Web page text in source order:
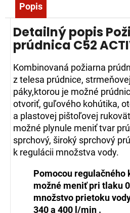
Popis
Detailný popis
prúdnica C52
Kombinovaná požiarna
z telesa prúdnice,
páky,ktorou je možné
otvoriť, guľového kohútika,
a plastovej pištoľovej
možné plynule meniť tvar
sprchový, široký sprchový
k regulácii množstva vody.
Pomocou regulačného
možné meniť pri tlaku
množstvo prietoku
340 a 400 l/min .
m
e
MOTOTRBO
R2
UHF,400-
480
MHZ,
DMR,
64
KANÁLŮ,
4
W,
IP55
485,85